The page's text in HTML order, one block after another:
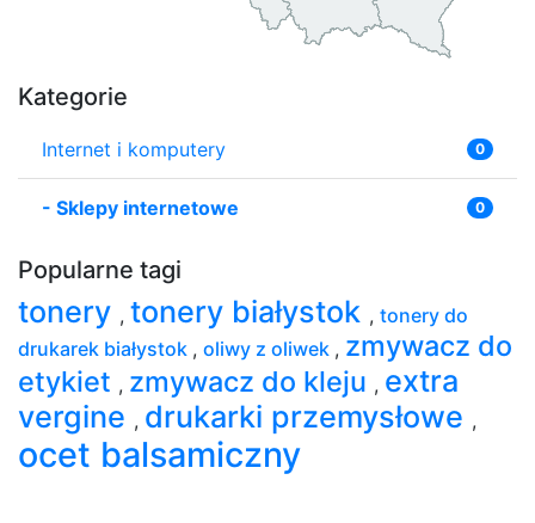
Kategorie
Internet i komputery 0
- Sklepy internetowe 0
Popularne tagi
tonery , tonery białystok , tonery do
drukarek białystok , oliwy z oliwek , zmywacz do
etykiet , zmywacz do kleju , extra
vergine , drukarki przemysłowe ,
ocet balsamiczny